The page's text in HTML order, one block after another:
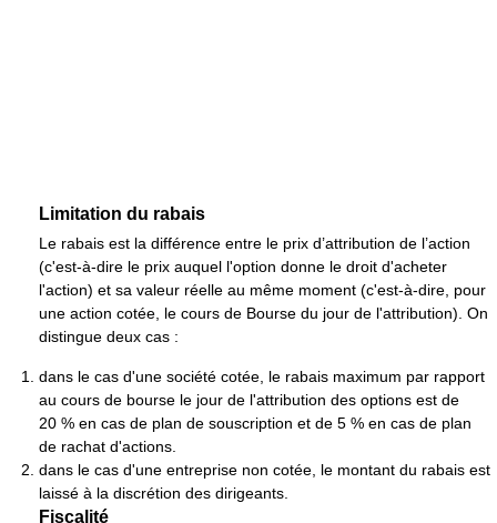
Limitation du rabais
Le rabais est la différence entre le prix d’attribution de l’action
(c'est-à-dire le prix auquel l'option donne le droit d'acheter
l'action) et sa valeur réelle au même moment (c'est-à-dire, pour
une action cotée, le cours de Bourse du jour de l'attribution). On
distingue deux cas :
dans le cas d'une société cotée, le rabais maximum par rapport
au cours de bourse le jour de l'attribution des options est de
20 % en cas de plan de souscription et de 5 % en cas de plan
de rachat d'actions.
dans le cas d'une entreprise non cotée, le montant du rabais est
laissé à la discrétion des dirigeants.
Fiscalité